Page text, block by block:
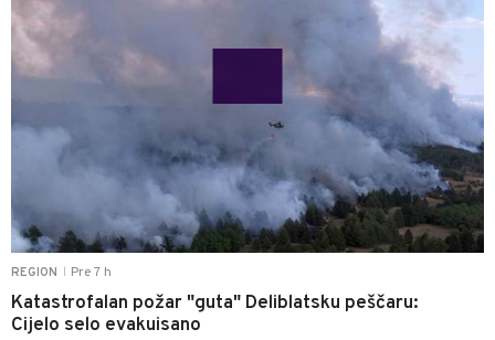
REGION Pre 7 h
Katastrofalan požar "guta" Deliblatsku peščaru:
Cijelo selo evakuisano